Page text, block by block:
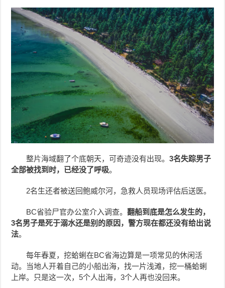
整片海域翻了个底朝天，可奇迹没有出现。3名失踪男子
全部被找到时，已经没了呼吸。
2名生还者被送回鲍威尔河，急救人员现场评估后送医。
BC省验尸官办公室介入调查。翻船到底是怎么发生的，
3名男子是死于溺水还是别的原因，警方现在都还没有给出说
法。
每年春夏，挖蛤蜊在BC省海边算是一项常见的休闲活
动。当地人开着自己的小船出海，找一片浅滩，挖一桶蛤蜊
上岸。只是这一次，5个人出海，3个人再也没回来。